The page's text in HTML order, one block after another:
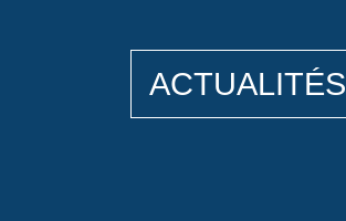
ACTUALITÉS